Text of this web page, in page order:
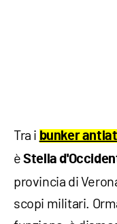
Tra i bunker
èStella
provincia di
scopi militari.